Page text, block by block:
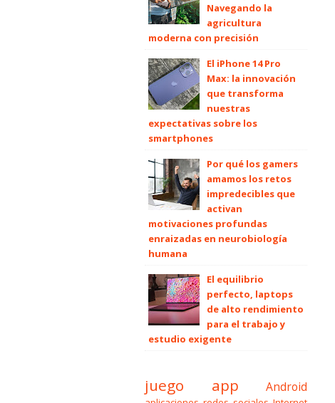
Navegando la
agricultura
moderna con precisión
El iPhone 14 Pro
Max: la innovación
que transforma
nuestras
expectativas sobre los
smartphones
Por qué los gamers
amamos los retos
impredecibles que
activan
motivaciones profundas
enraizadas en neurobiología
humana
El equilibrio
perfecto, laptops
de alto rendimiento
para el trabajo y
estudio exigente
juego app Android